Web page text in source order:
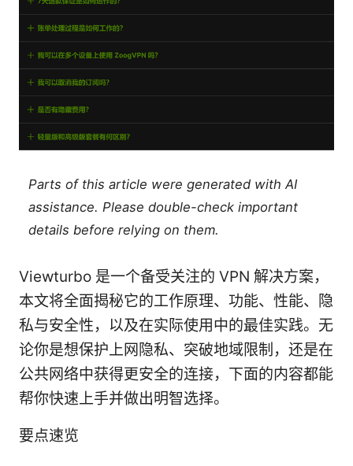
Parts of this article were generated with AI
assistance. Please double-check important
details before relying on them.
Viewturbo 是一个备受关注的 VPN 解决方案，
本文将全面揭秘它的工作原理、功能、性能、隐
私与安全性，以及在实际使用中的最佳实践。无
论你是想保护上网隐私、突破地域限制，还是在
公共网络中获得更安全的连接，下面的内容都能
帮你快速上手并做出明智选择。
要点速览